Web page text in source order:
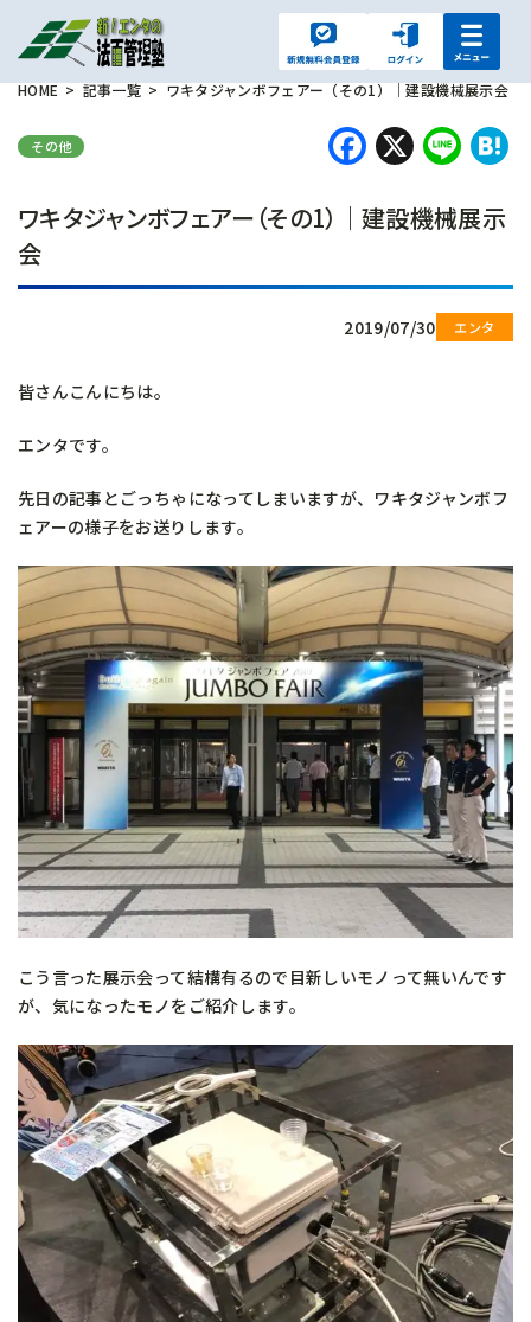
HOME 記事一覧 ワキタジャンボフェアー（その1）｜建設機械展示会
その他 X
ワキタジャンボフェアー（その1）｜建設機械展示
会
2019/07/30
皆さんこんにちは。
エンタです。
先日の記事とごっちゃになってしまいますが、ワキタジャンボフ
ェアーの様子をお送りします。
こう言った展示会って結構有るので目新しいモノって無いんです
が、気になったモノをご紹介します。